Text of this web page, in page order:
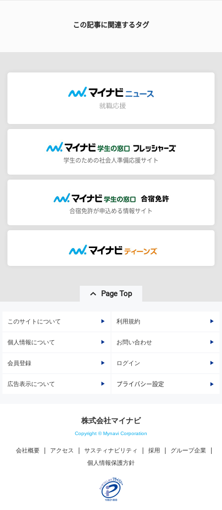
この記事に関連するタグ
学生のための社会人準備応援サイト
合宿免許が申込める情報サイト
Page Top
このサイトについて 利用規約
個人情報について お問い合わせ
会員登録 ログイン
広告表示について プライバシー設定
株式会社マイナビ
Copyright © Mynavi Corporation
会社概要 アクセス サスティナビリティ 採用
グループ企業
個人情報保護方針